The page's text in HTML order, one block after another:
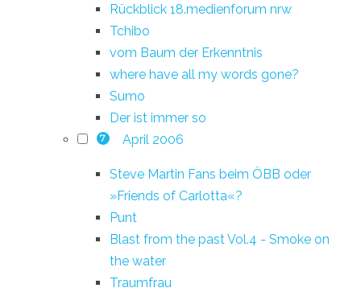
Rückblick 18.medienforum nrw
Tchibo
vom Baum der Erkenntnis
where have all my words gone?
Sumo
Der ist immer so
7 April 2006
Steve Martin Fans beim ÖBB oder
»Friends of Carlotta«?
Punt
Blast from the past Vol.4 - Smoke on
the water
Traumfrau